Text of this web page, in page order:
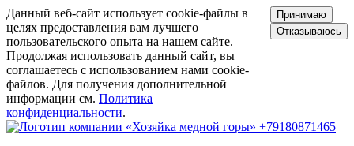
Данный веб-сайт использует cookie-файлы в
целях предоставления вам лучшего
пользовательского опыта на нашем сайте.
Продолжая использовать данный сайт, вы
соглашаетесь с использованием нами cookie-
файлов. Для получения дополнительной
информации см. Политика
конфиденциальности.
Принимаю
Отказываюсь
+79180871465